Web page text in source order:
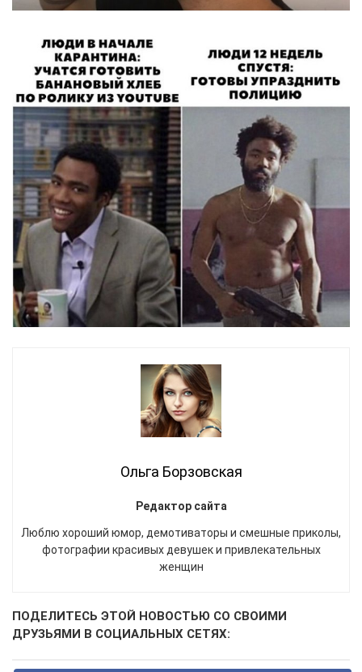
Ольга Борзовская
Редактор сайта
Люблю хороший юмор, демотиваторы и смешные приколы,
фотографии красивых девушек и привлекательных
женщин
ПОДЕЛИТЕСЬ ЭТОЙ НОВОСТЬЮ СО СВОИМИ
ДРУЗЬЯМИ В СОЦИАЛЬНЫХ СЕТЯХ: